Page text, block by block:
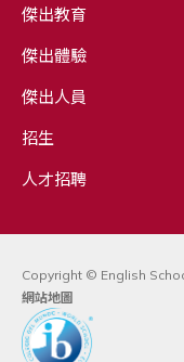
傑出教育
傑出體驗
傑出人員
招生
人才招聘
Copyright © English
網站地圖